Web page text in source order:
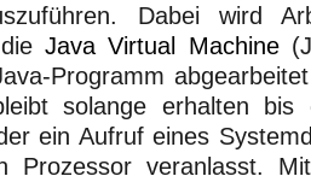
Dabei wird
dieJava Virtual Machine
Programm
solange erhalten bis
ein Aufruf eines
Prozessor veranlasst.